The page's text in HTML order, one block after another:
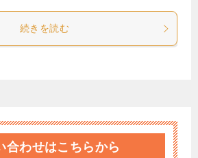
続きを読む
合わせはこちらから